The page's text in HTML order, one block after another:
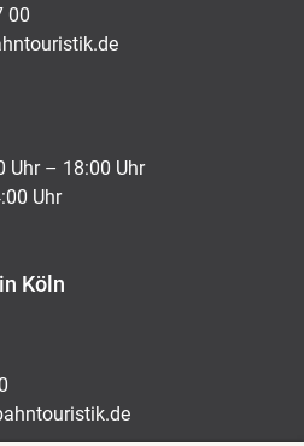
00
eka@ofni
Uhr – 18:00 Uhr
Uhr
Köln